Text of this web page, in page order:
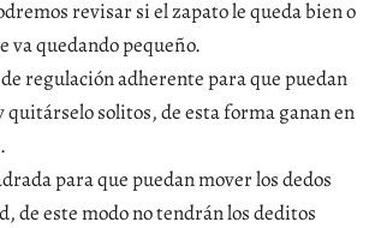
revisar si el zapato le queda bien o
va quedando pequeño.
regulación adherente para que puedan
quitárselo solitos, de esta forma ganan en
para que puedan mover los dedos
de este modo no tendrán los deditos